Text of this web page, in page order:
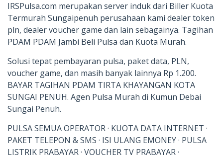
IRSPulsa.com merupakan server induk dari Biller Kuota
Termurah Sungaipenuh perusahaan kami dealer token
pln, dealer voucher game dan lain sebagainya. Tagihan
PDAM PDAM Jambi Beli Pulsa dan Kuota Murah.
Solusi tepat pembayaran pulsa, paket data, PLN,
voucher game, dan masih banyak lainnya Rp 1.200.
BAYAR TAGIHAN PDAM TIRTA KHAYANGAN KOTA
SUNGAI PENUH. Agen Pulsa Murah di Kumun Debai
Sungai Penuh.
PULSA SEMUA OPERATOR · KUOTA DATA INTERNET ·
PAKET TELEPON & SMS · ISI ULANG EMONEY · PULSA
LISTRIK PRABAYAR · VOUCHER TV PRABAYAR ·